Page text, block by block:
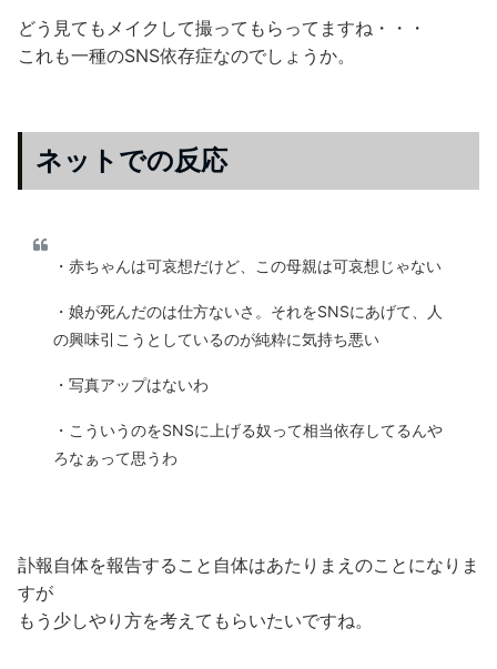
どう見てもメイクして撮ってもらってますね・・・
これも一種のSNS依存症なのでしょうか。
ネットでの反応
・赤ちゃんは可哀想だけど、この母親は可哀想じゃない
・娘が死んだのは仕方ないさ。それをSNSにあげて、人
の興味引こうとしているのが純粋に気持ち悪い
・写真アップはないわ
・こういうのをSNSに上げる奴って相当依存してるんや
ろなぁって思うわ
訃報自体を報告すること自体はあたりまえのことになりま
すが
もう少しやり方を考えてもらいたいですね。